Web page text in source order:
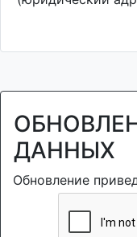
ДАННЫХ
Обновление